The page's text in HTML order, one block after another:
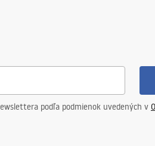
podľa podmienok uvedených v